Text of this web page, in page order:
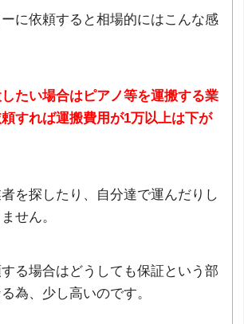
に依頼すると相場的にはこんな感
たい場合はピアノ等を運搬する業
すれば運搬費用が1万以上は下が
を探したり、自分達で運んだりし
せん。
る場合はどうしても保証という部
為、少し高いのです。